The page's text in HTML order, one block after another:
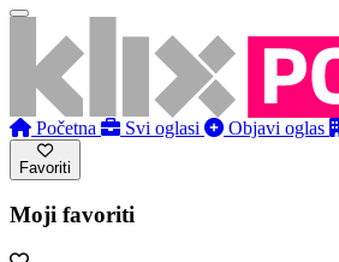
Početna Svi oglasi Objavi oglas
Favoriti
Moji favoriti